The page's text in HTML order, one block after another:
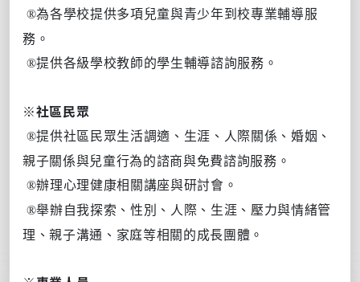
®為各學校提供多項兒童與青少年到校專業輔導服
務。
®提供各級學校教師的學生輔導諮詢服務。
※社區民眾
®提供社區民眾生活調適、生涯、人際關係、婚姻、
親子關係與兒童行為的諮商與免費諮詢服務。
®辦理心理健康相關講座與研討會。
®舉辦自我探索、性別、人際、生涯、壓力與情緒管
理、親子溝通、家庭等相關的成長團體。